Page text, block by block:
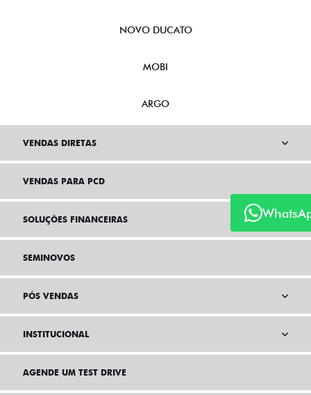
NOVO DUCATO
MOBI
ARGO
VENDAS DIRETAS
VENDAS PARA PCD
SOLUÇÕES FINANCEIRAS
SEMINOVOS
PÓS VENDAS
INSTITUCIONAL
AGENDE UM TEST DRIVE